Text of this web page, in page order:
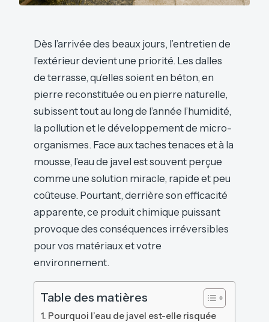
Dès l’arrivée des beaux jours, l’entretien de
l’extérieur devient une priorité. Les dalles
de terrasse, qu’elles soient en béton, en
pierre reconstituée ou en pierre naturelle,
subissent tout au long de l’année l’humidité,
la pollution et le développement de micro-
organismes. Face aux taches tenaces et à la
mousse, l’eau de javel est souvent perçue
comme une solution miracle, rapide et peu
coûteuse. Pourtant, derrière son efficacité
apparente, ce produit chimique puissant
provoque des conséquences irréversibles
pour vos matériaux et votre
environnement.
Table des matières
Pourquoi l’eau de javel est-elle risquée